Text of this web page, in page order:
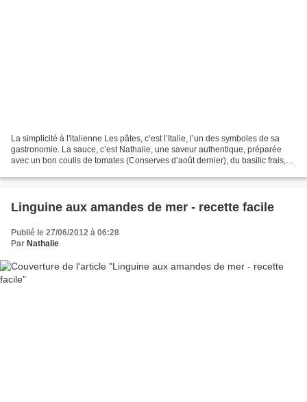
La simplicité à l'italienne Les pâtes, c’est l’Italie, l’un des symboles de sa
gastronomie. La sauce, c’est Nathalie, une saveur authentique, préparée
avec un bon coulis de tomates (Conserves d’août dernier), du basilic frais,
Linguine aux amandes de mer - recette facile
Publié le 27/06/2012 à 06:28
Par Nathalie